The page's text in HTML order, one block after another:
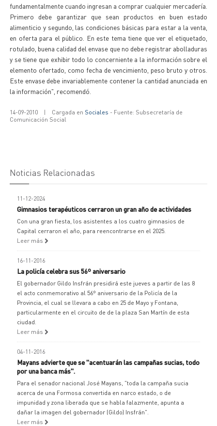
fundamentalmente cuando ingresan a comprar cualquier mercadería.
Primero debe garantizar que sean productos en buen estado
alimenticio y segundo, las condiciones básicas para estar a la venta,
en oferta para el público. En este tema tiene que ver el etiquetado,
rotulado, buena calidad del envase que no debe registrar abolladuras
y se tiene que exhibir todo lo concerniente a la información sobre el
elemento ofertado, como fecha de vencimiento, peso bruto y otros.
Este envase debe invariablemente contener la cantidad anunciada en
la información", recomendó.
14-09-2010 | Cargada en Sociales - Fuente: Subsecretaría de
Comunicación Social
Noticias Relacionadas
11-12-2024
Gimnasios terapéuticos cerraron un gran año de actividades
Con una gran fiesta, los asistentes a los cuatro gimnasios de
Capital cerraron el año, para reencontrarse en el 2025.
Leer más
16-11-2016
La policía celebra sus 56º aniversario
El gobernador Gildo Insfrán presidirá este jueves a partir de las 8
el acto conmemorativo al 56º aniversario de la Policía de la
Provincia, el cual se llevara a cabo en 25 de Mayo y Fontana,
particularmente en el circuito de de la plaza San Martín de esta
ciudad.
Leer más
04-11-2016
Mayans advierte que se "acentuarán las campañas sucias, todo
por una banca más".
Para el senador nacional José Mayans, "toda la campaña sucia
acerca de una Formosa convertida en narco estado, o de
impunidad y zona liberada que se habla falazmente, apunta a
dañar la imagen del gobernador (Gildo) Insfrán".
Leer más